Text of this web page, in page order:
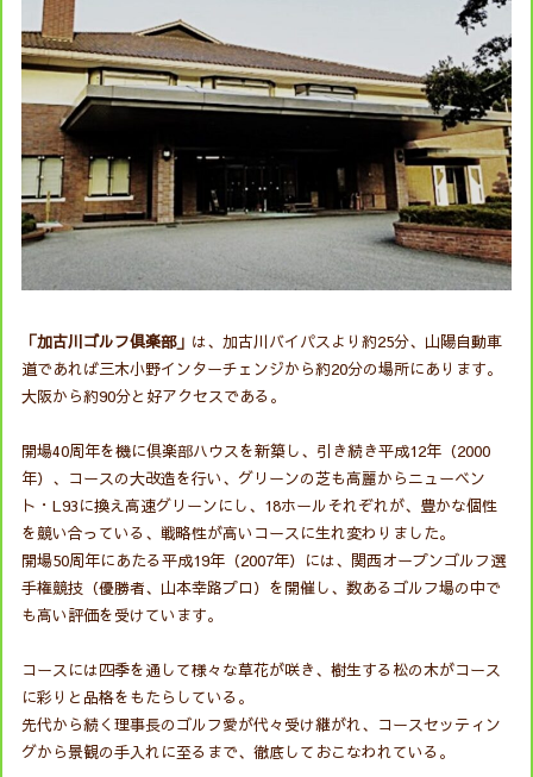
「加古川ゴルフ倶楽部」 は、加古川バイパスより約25分、山陽自動車
道であれば三木小野インターチェンジから約20分の場所にあります。
大阪から約90分と好アクセスである。
開場40周年を機に倶楽部ハウスを新築し、引き続き平成12年（2000
年）、コースの大改造を行い、グリーンの芝も高麗からニューベン
ト・L93に換え高速グリーンにし、18ホールそれぞれが、豊かな個性
を競い合っている、戦略性が高いコースに生れ変わりました。
開場50周年にあたる平成19年（2007年）には、関西オープンゴルフ選
手権競技（優勝者、山本幸路プロ）を開催し、数あるゴルフ場の中で
も高い評価を受けています。
コースには四季を通して様々な草花が咲き、樹生する松の木がコース
に彩りと品格をもたらしている。
先代から続く理事長のゴルフ愛が代々受け継がれ、コースセッティン
グから景観の手入れに至るまで、徹底しておこなわれている。